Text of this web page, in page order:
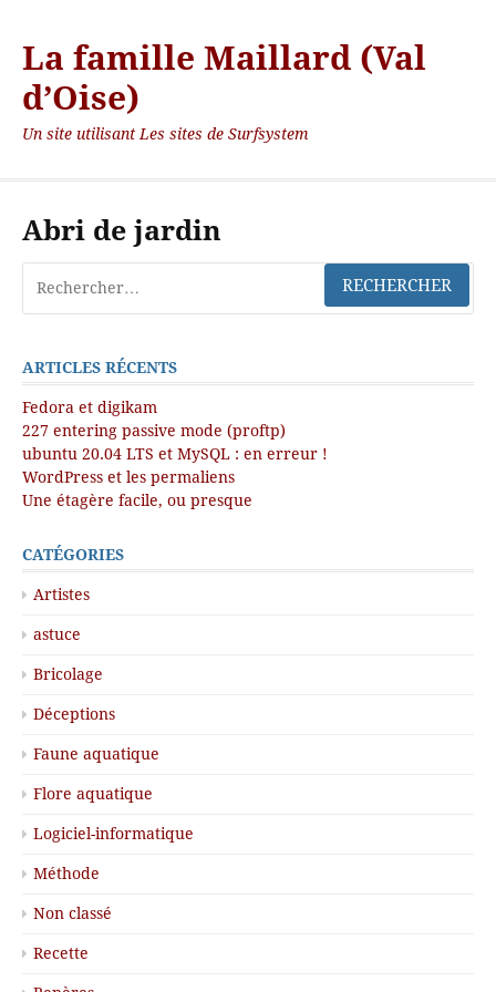
La famille Maillard (Val
d’Oise)
Un site utilisant Les sites de Surfsystem
Abri de jardin
ARTICLES RÉCENTS
Fedora et digikam
227 entering passive mode (proftp)
ubuntu 20.04 LTS et MySQL : en erreur !
WordPress et les permaliens
Une étagère facile, ou presque
CATÉGORIES
Artistes
astuce
Bricolage
Déceptions
Faune aquatique
Flore aquatique
Logiciel-informatique
Méthode
Non classé
Recette